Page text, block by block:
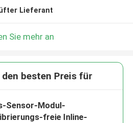
Lieferant
Sie mehr an
besten Preis für
Sensor-Modul-
freie Inline-